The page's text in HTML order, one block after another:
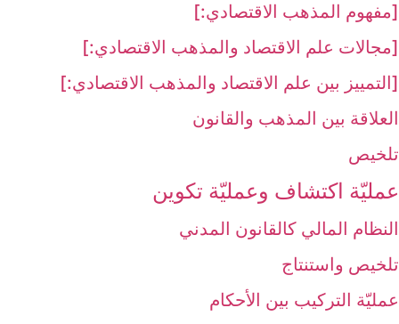
[مفهوم المذهب الاقتصادي:]
[مجالات علم الاقتصاد والمذهب الاقتصادي:]
[التمييز بين علم الاقتصاد والمذهب الاقتصادي:]
العلاقة بين المذهب والقانون
تلخيص
عمليّة اكتشاف وعمليّة تكوين‏
النظام المالي كالقانون المدني
تلخيص واستنتاج
عمليّة التركيب بين الأحكام